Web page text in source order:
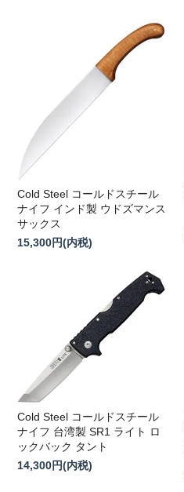
Cold Steel コールドスチール
ナイフ インド製 ウドズマンス
サックス
15,300円(内税)
Cold Steel コールドスチール
ナイフ 台湾製 SR1 ライト ロ
ックバック タント
14,300円(内税)